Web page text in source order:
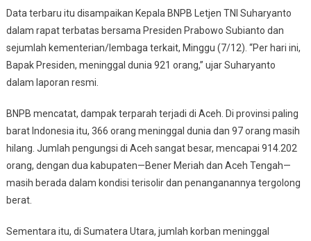
Hilang
Data terbaru itu disampaikan Kepala BNPB Letjen TNI Suharyanto
dalam rapat terbatas bersama Presiden Prabowo Subianto dan
sejumlah kementerian/lembaga terkait, Minggu (7/12). “Per hari ini,
Bapak Presiden, meninggal dunia 921 orang,” ujar Suharyanto
dalam laporan resmi.
BNPB mencatat, dampak terparah terjadi di Aceh. Di provinsi paling
barat Indonesia itu, 366 orang meninggal dunia dan 97 orang masih
hilang. Jumlah pengungsi di Aceh sangat besar, mencapai 914.202
orang, dengan dua kabupaten—Bener Meriah dan Aceh Tengah—
masih berada dalam kondisi terisolir dan penanganannya tergolong
berat.
Sementara itu, di Sumatera Utara, jumlah korban meninggal